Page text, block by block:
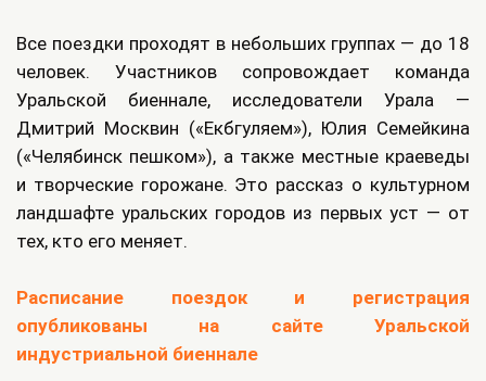
Все поездки проходят в небольших группах — до 18
человек. Участников сопровождает команда
Уральской биеннале, исследователи Урала —
Дмитрий Москвин («Екбгуляем»), Юлия Семейкина
(«Челябинск пешком»), а также местные краеведы
и творческие горожане. Это рассказ о культурном
ландшафте уральских городов из первых уст — от
тех, кто его меняет.
Расписание поездок и регистрация
опубликованы на сайте Уральской
индустриальной биеннале